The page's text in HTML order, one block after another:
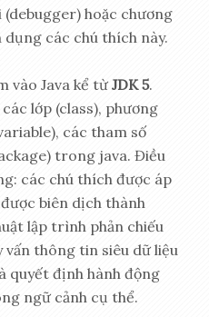
hoặc chương
các chú thích này.
vào Java kể từJDK 5.
lớp (class), phương
các tham số
trong java. Điều
các chú thích được áp
biên dịch thành
lập trình phản chiếu
vấn thông tin siêu dữ liệu
quyết định hành động
ngữ cảnh cụ thể.